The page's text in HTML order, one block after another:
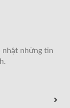
nhật những tin